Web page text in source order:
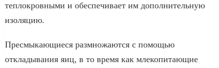
теплокровными и обеспечивает им дополнительную
изоляцию.
Пресмыкающиеся размножаются с помощью
откладывания яиц, в то время как млекопитающие